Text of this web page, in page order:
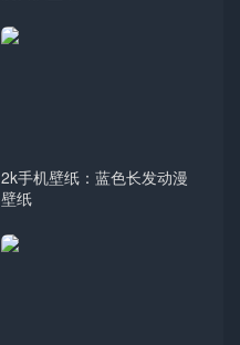
2k手机壁纸：蓝色长发动漫
壁纸